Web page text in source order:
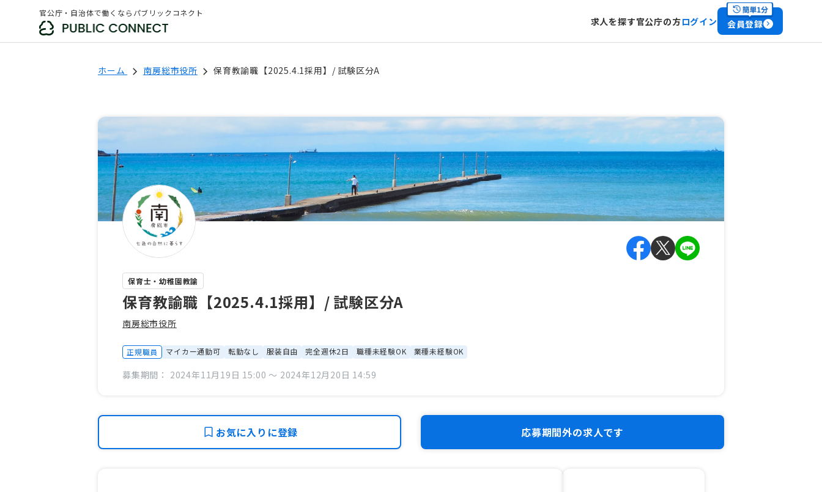
官公庁・自治体で働くならパブリックコネクト
求人を探す官公庁の方ログイン 会員登録
ホーム 南房総市役所 保育教諭職【2025.4.1採用】/ 試験区分A
保育士・幼稚園教諭
保育教諭職【2025.4.1採用】/ 試験区分A
南房総市役所
正規職員 マイカー通勤可 転勤なし 服装自由 完全週休2日 職種未経験OK 業種未経験OK
募集期間： 2024年11月19日 15:00 〜 2024年12月20日 14:59
応募期間外の求人です
お気に入りに登録